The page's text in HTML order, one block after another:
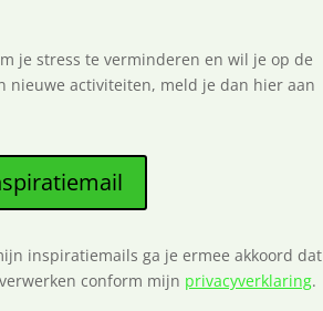
je stress te verminderen en wil je op de
nieuwe activiteiten, meld je dan hier aan
inspiratiemails ga je ermee akkoord dat
conform mijn privacyverklaring.